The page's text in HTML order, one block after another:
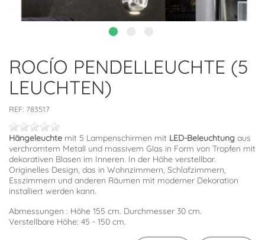
ROCÍO PENDELLEUCHTE (5
LEUCHTEN)
REF: 783517
Hängeleuchte mit 5 Lampenschirmen mit LED-Beleuchtung aus
verchromtem Metall und massivem Glas in Form von Tropfen mit
dekorativen Blasen im Inneren. In der Höhe verstellbar.
Originelles Design, das in Wohnzimmern, Schlafzimmern,
Esszimmern und anderen Räumen mit moderner Dekoration
installiert werden kann.
Abmessungen : Höhe 155 cm. Durchmesser 30 cm.
Verstellbare Höhe: 45 - 150 cm.